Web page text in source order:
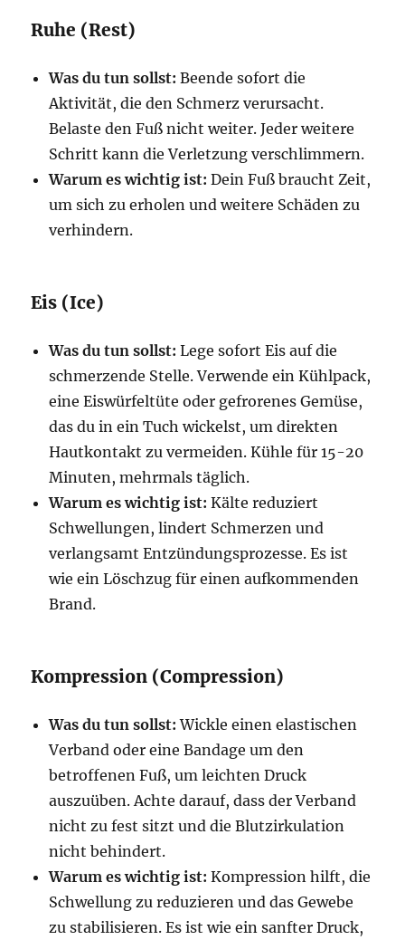
Ruhe (Rest)
Was du tun sollst: Beende sofort die
Aktivität, die den Schmerz verursacht.
Belaste den Fuß nicht weiter. Jeder weitere
Schritt kann die Verletzung verschlimmern.
Warum es wichtig ist: Dein Fuß braucht Zeit,
um sich zu erholen und weitere Schäden zu
verhindern.
Eis (Ice)
Was du tun sollst: Lege sofort Eis auf die
schmerzende Stelle. Verwende ein Kühlpack,
eine Eiswürfeltüte oder gefrorenes Gemüse,
das du in ein Tuch wickelst, um direkten
Hautkontakt zu vermeiden. Kühle für 15-20
Minuten, mehrmals täglich.
Warum es wichtig ist: Kälte reduziert
Schwellungen, lindert Schmerzen und
verlangsamt Entzündungsprozesse. Es ist
wie ein Löschzug für einen aufkommenden
Brand.
Kompression (Compression)
Was du tun sollst: Wickle einen elastischen
Verband oder eine Bandage um den
betroffenen Fuß, um leichten Druck
auszuüben. Achte darauf, dass der Verband
nicht zu fest sitzt und die Blutzirkulation
nicht behindert.
Warum es wichtig ist: Kompression hilft, die
Schwellung zu reduzieren und das Gewebe
zu stabilisieren. Es ist wie ein sanfter Druck,